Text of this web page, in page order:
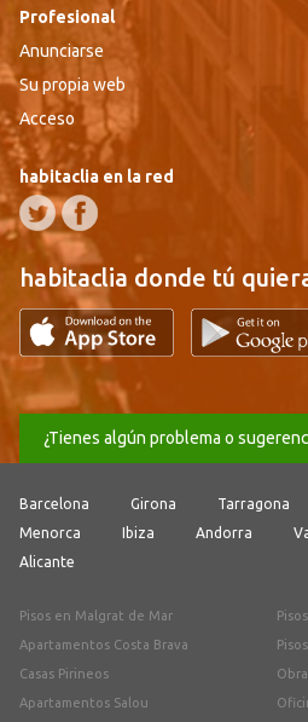
Profesional
Anunciarse
Su propia web
Acceso
habitaclia en la red
habitaclia donde tú
¿Tienes algún problema o
Barcelona Girona Tarragona
Menorca
Ibiza Andorra
Alicante
Pisos en Malgrat de Mar
Apartamentos Costa Brava
Casas Pirineos
Apartamentos Salou